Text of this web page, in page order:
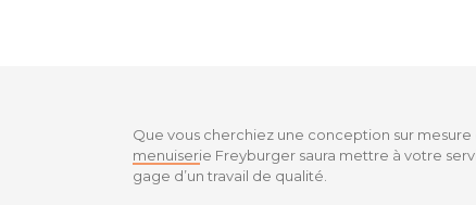
Que vous cherchiez une conception sur
menuiserie Freyburger saura mettre à votre
gage d’un travail de qualité.